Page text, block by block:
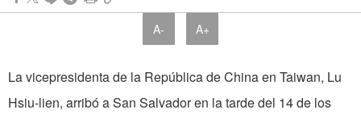
A- A+
La vicepresidenta de la República de China en Taiwan, Lu
Hsiu-lien, arribó a San Salvador en la tarde del 14 de los